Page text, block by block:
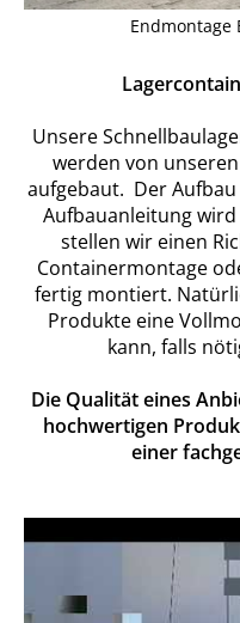
Endmontage
Unsere
werden von
aufgebaut. Der
Aufbauanleitung
stellen wir einen
Containermontage
fertig montiert.
Produkte eine
kann, falls
Die Qualität eines
hochwertigen
einer